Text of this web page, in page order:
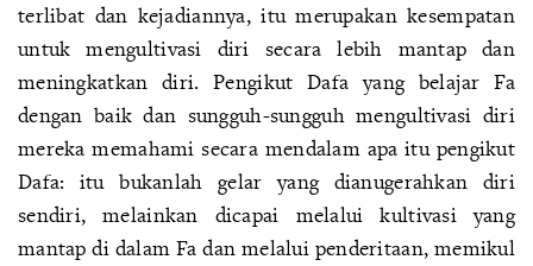
terlibat dan kejadiannya, itu merupakan kesempatan
untuk mengultivasi diri secara lebih mantap dan
meningkatkan diri. Pengikut Dafa yang belajar Fa
dengan baik dan sungguh-sungguh mengultivasi diri
mereka memahami secara mendalam apa itu pengikut
Dafa: itu bukanlah gelar yang dianugerahkan diri
sendiri, melainkan dicapai melalui kultivasi yang
mantap di dalam Fa dan melalui penderitaan, memikul